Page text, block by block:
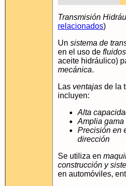
Transmisión
relacionados)
Un sistema de
en el uso de
aceite hidráulico)
mecánica.
Las ventajas de la
incluyen:
Alta
Amplia
Precisión en
dirección
Se utiliza en
construcción y
en automóviles,